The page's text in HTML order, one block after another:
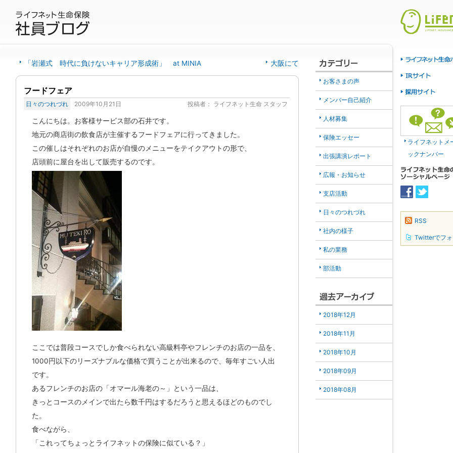
「岩瀬式 時代に負けないキャリア形成術」 at MINIA 大阪にて
フードフェア
日々のつれづれ 2009年10月21日 投稿者： ライフネット生命 スタッフ
こんにちは。お客様サービス部の石井です。
地元の商店街の飲食店が主催するフードフェアに行ってきました。
この催しはそれぞれのお店が自慢のメニューをテイクアウトの形で、
店頭前に屋台を出して販売するのです。
ここでは普段コースでしか食べられない高級料亭やフレンチのお店の一品を、
1000円以下のリーズナブルな価格で買うことが出来るので、毎年すごい人出
です。
あるフレンチのお店の「オマール海老の～」という一品は、
きっとコースのメインで出たら数千円はするだろうと思えるほどのものでし
た。
食べながら、
「これってちょっとライフネットの保険に似ている？」
お客さまの声
メンバー自己紹介
人材募集
保険エッセー
出張講演レポート
広報・お知らせ
支店活動
日々のつれづれ
社内の様子
私の業務
部活動
2018年12月
2018年11月
2018年10月
2018年09月
2018年08月
ライフネットメ
ックナンバー
RSS
Twitterでフ